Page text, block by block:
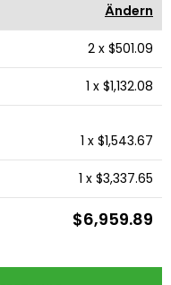
Ändern
2 x $501.09
1 x $1,132.08
1 x $1,543.67
1 x $3,337.65
$6,959.89